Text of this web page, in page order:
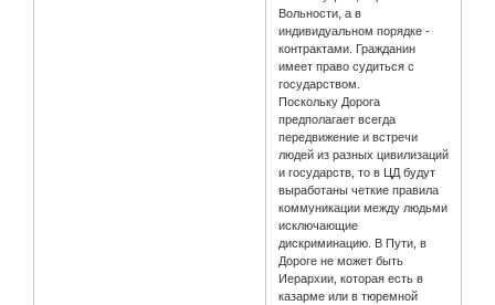
Вольности, а в
индивидуальном порядке -
контрактами. Гражданин
имеет право судиться с
государством.
Поскольку Дорога
предполагает всегда
передвижение и встречи
людей из разных цивилизаций
и государств, то в ЦД будут
выработаны четкие правила
коммуникации между людьми
исключающие
дискриминацию. В Пути, в
Дороге не может быть
Иерархии, которая есть в
казарме или в тюремной